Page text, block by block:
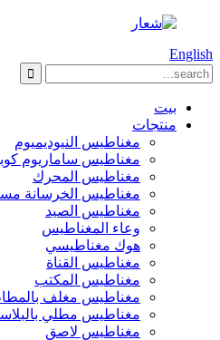
English
بيت
منتجات
مغناطيس النيوديميوم
مغناطيس ساماريوم
مغناطيس المحرك
مغناطيس الخرسانة
مغناطيس الصيد
وعاء المغناطيس
هوك مغناطيسي
مغناطيس القناة
مغناطيس المكتب
مغناطيس مغلف
مغناطيس مطلي
مغناطيس لاصق